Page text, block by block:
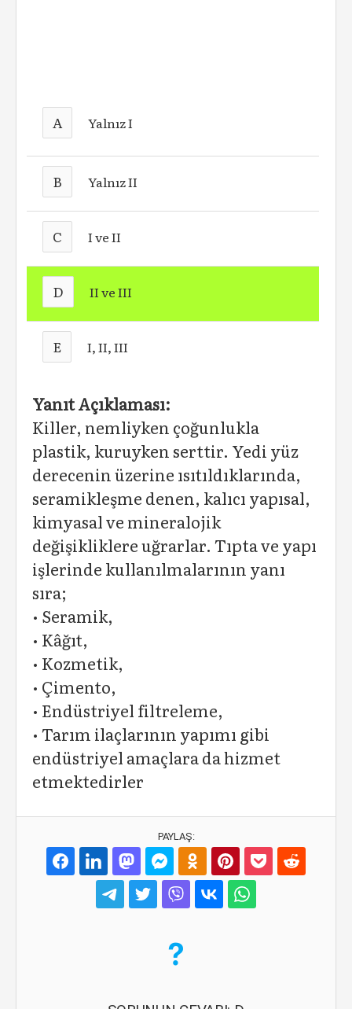
A Yalnız I
B Yalnız II
C I ve II
D II ve III
E I, II, III
Yanıt Açıklaması:
Killer, nemliyken çoğunlukla
plastik, kuruyken serttir. Yedi yüz
derecenin üzerine ısıtıldıklarında,
seramikleşme denen, kalıcı yapısal,
kimyasal ve mineralojik
değişikliklere uğrarlar. Tıpta ve yapı
işlerinde kullanılmalarının yanı
sıra;
• Seramik,
• Kâğıt,
• Kozmetik,
• Çimento,
• Endüstriyel filtreleme,
• Tarım ilaçlarının yapımı gibi
endüstriyel amaçlara da hizmet
etmektedirler
PAYLAŞ: